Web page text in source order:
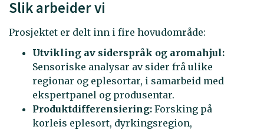
Slik arbeider vi
Prosjektet er delt inn i fire hovudområde:
Utvikling av siderspråk og aromahjul:
Sensoriske analysar av sider frå ulike
regionar og eplesortar, i samarbeid med
ekspertpanel og produsentar.
Produktdifferensiering: Forsking på
korleis eplesort, dyrkingsregion,